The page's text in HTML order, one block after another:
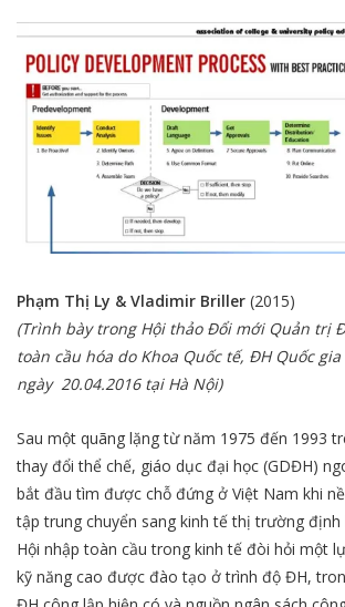
Phạm Thị Ly & Vladimir Briller (2015)
(Trình bày trong Hội thảo Đổi mới Quản trị
toàn cầu hóa do Khoa Quốc tế, ĐH Quốc
ngày 20.04.2016 tại Hà Nội)
Sau một quãng lặng từ năm 1975 đến 1993
thay đổi thể chế, giáo dục đại học (GDĐH)
bắt đầu tìm được chỗ đứng ở Việt Nam khi
tập trung chuyển sang kinh tế thị trường định
Hội nhập toàn cầu trong kinh tế đòi hỏi một
kỹ năng cao được đào tạo ở trình độ ĐH,